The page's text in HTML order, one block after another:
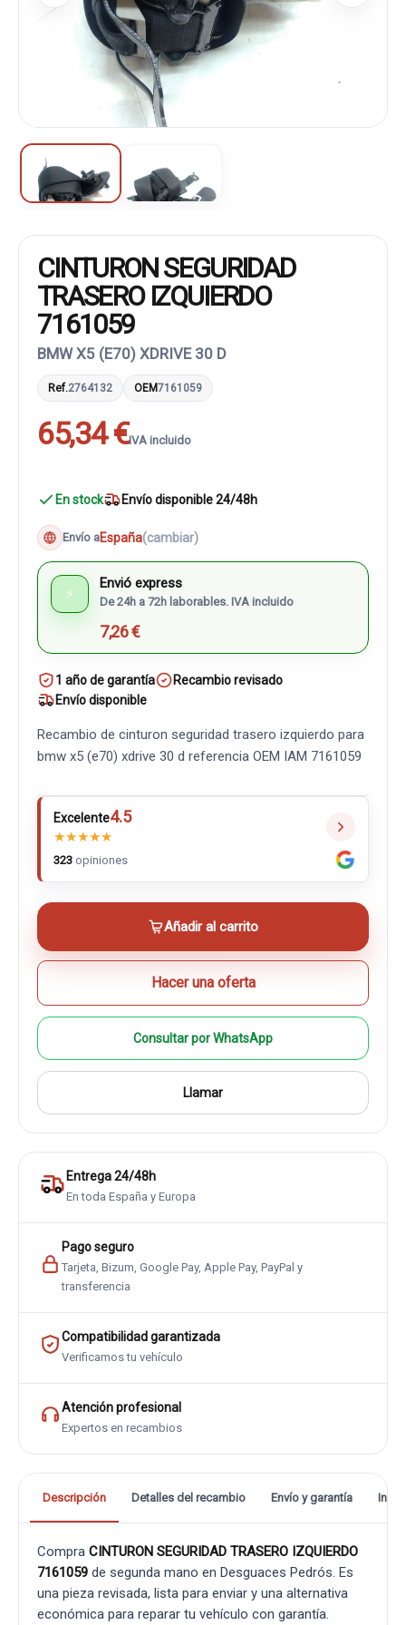
CINTURON SEGURIDAD
TRASERO IZQUIERDO
7161059
BMW X5 (E70) XDRIVE 30 D
Ref.2764132 OEM7161059
65,34 €IVA incluido
En stock Envío disponible 24/48h
Envío aEspaña(cambiar)
⚡
Envió express
De 24h a 72h laborables. IVA incluido
7,26 €
1 año de garantía
Recambio revisado
Envío disponible
Recambio de cinturon seguridad trasero izquierdo para
bmw x5 (e70) xdrive 30 d referencia OEM IAM 7161059
Excelente4.5
★★★★★
323 opiniones
Añadir al carrito
Hacer una oferta
Consultar por WhatsApp
Llamar
Entrega 24/48h
En toda España y Europa
Pago seguro
Tarjeta, Bizum, Google Pay, Apple Pay, PayPal y
transferencia
Compatibilidad garantizada
Verificamos tu vehículo
Atención profesional
Expertos en recambios
Descripción Detalles del recambio Envío y garantía
Compra CINTURON SEGURIDAD TRASERO IZQUIERDO
7161059 de segunda mano en Desguaces Pedrós. Es
una pieza revisada, lista para enviar y una alternativa
económica para reparar tu vehículo con garantía.